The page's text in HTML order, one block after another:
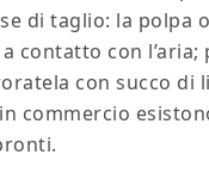
di taglio: la polpa
contatto con l’aria;
con succo di
commercio